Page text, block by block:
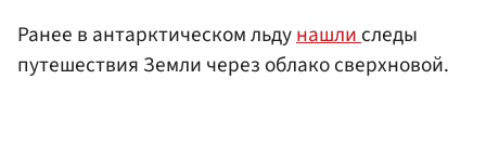
Ранее в антарктическом льдунашлиследы
путешествия Земли через облако сверхновой.